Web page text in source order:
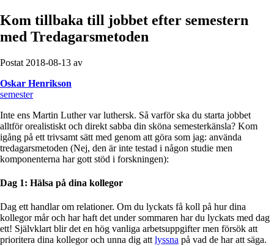
Kom tillbaka till jobbet efter semestern
med Tredagarsmetoden
Postat 2018-08-13 av
Oskar Henrikson
semester
Inte ens Martin Luther var luthersk. Så varför ska du starta jobbet
alltför orealistiskt och direkt sabba din sköna semesterkänsla? Kom
igång på ett trivsamt sätt med genom att göra som jag: använda
tredagarsmetoden (Nej, den är inte testad i någon studie men
komponenterna har gott stöd i forskningen):
Dag 1: Hälsa på dina kollegor
Dag ett handlar om relationer. Om du lyckats få koll på hur dina
kollegor mår och har haft det under sommaren har du lyckats med dag
ett! Självklart blir det en hög vanliga arbetsuppgifter men försök att
prioritera dina kollegor och unna dig att lyssna på vad de har att säga.